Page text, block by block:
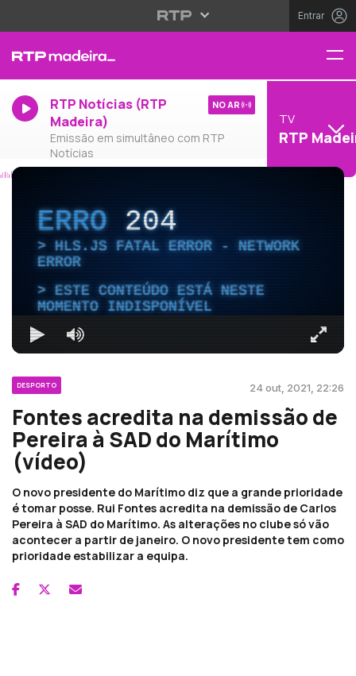
Entrar
RTP Notícias (RTP
Madeira)
Emissão em simultâneo com RTP
Notícias
NO AR
TV
RTP
ERRO204
HLS.JS FATAL ERROR - NETWORK
ERROR
ESTE CONTEÚDO ESTÁ NESTE
MOMENTO INDISPONÍVEL
DESPORTO 24 out, 2021, 22:26
Fontes acredita na demissão de
Pereira à SAD do Marítimo
(vídeo)
O novo presidente do Marítimo diz que a grande prioridade
é tomar posse. Rui Fontes acredita na demissão de Carlos
Pereira à SAD do Marítimo. As alterações no clube só vão
acontecer a partir de janeiro. O novo presidente tem como
prioridade estabilizar a equipa.